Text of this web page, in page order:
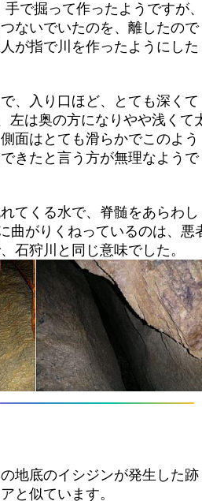
で掘って作ったようですが
ないでいたのを、離したので
が指で川を作ったようにした
、入り口ほど、とても深くて
左は奥の方になりやや浅くて
面はとても滑らかでこのよう
きたと言う方が無理なようで
てくる水で、脊髄をあらわし
曲がりくねっているのは、悪
石狩川と同じ意味でした。
地底のイシジンが発生した跡
と似ています。